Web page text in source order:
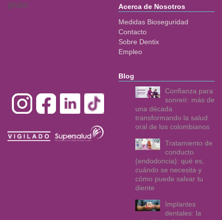
grupo.
Acerca de Nosotros
Medidas Bioseguridad
Contacto
Sobre Dentix
Empleo
Blog
Confianza para
sonreír: más de
una década
transformando la salud
oral de los colombianos
Tratamiento de
conducto
(endodoncia): qué es,
cuándo se necesita y
cómo puede salvar tu
diente
Implantes
dentales: la